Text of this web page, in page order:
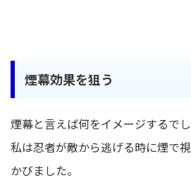
煙幕効果を狙う
煙幕と言えば何をイメージするでし
私は忍者が敵から逃げる時に煙で
かびました。